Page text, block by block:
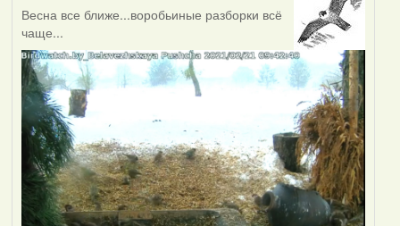
Весна все ближе...воробьиные разборки всё
чаще...